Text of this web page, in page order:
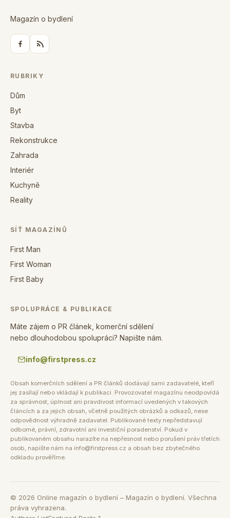
Magazín o bydlení
RUBRIKY
Dům
Byt
Stavba
Rekonstrukce
Zahrada
Interiér
Kuchyně
Reality
SÍŤ MAGAZÍNŮ
First Man
First Woman
First Baby
SPOLUPRÁCE & PUBLIKACE
Máte zájem o PR článek, komerční sdělení
nebo dlouhodobou spolupráci? Napište nám.
info@firstpress.cz
Obsah komerčních sdělení a PR článků dodávají sami zadavatelé, kteří
jej zasílají nebo vkládají k publikaci. Provozovatel magazínu neodpovídá
za správnost, úplnost ani pravdivost informací uvedených v takových
článcích a za jejich obsah, včetně použitých obrázků a odkazů, nese
odpovědnost výhradně zadavatel. Publikované texty nepředstavují
odborné, právní, zdravotní ani investiční poradenství. Pokud v
publikovaném obsahu narazíte na nepřesnost nebo porušení práv třetích
osob, napište nám na info@firstpress.cz a obsah bez zbytečného
odkladu prověříme.
© 2026 Online magazín o bydlení – Magazín o bydlení. Všechna
práva vyhrazena.